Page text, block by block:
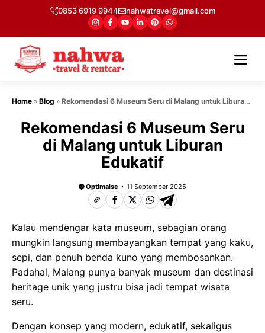
isi
0853 6919 9944 nahwatravel@gmail.com
Home » Blog » Rekomendasi 6 Museum Seru di Malang untuk Liburan
Rekomendasi 6 Museum Seru
di Malang untuk Liburan
Edukatif
Optimaise 11 September 2025
Kalau mendengar kata museum, sebagian orang
mungkin langsung membayangkan tempat yang kaku,
sepi, dan penuh benda kuno yang membosankan.
Padahal, Malang punya banyak museum dan destinasi
heritage unik yang justru bisa jadi tempat wisata
seru.
Dengan konsep yang modern, edukatif, sekaligus